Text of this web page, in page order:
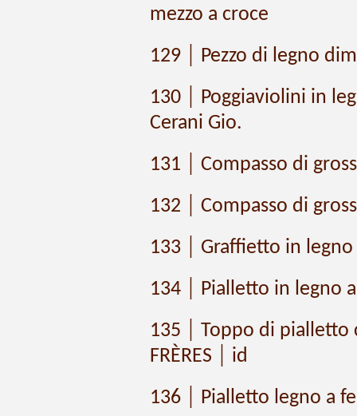
mezzo a croce
129 │ Pezzo di legno
130 │ Poggiaviolini in
Cerani Gio.
131 │ Compasso di
132 │ Compasso di
133 │ Graffietto in legno
134 │ Pialletto in legno
135 │ Toppo di pialletto
FRÈRES │ id
136 │ Pialletto legno a